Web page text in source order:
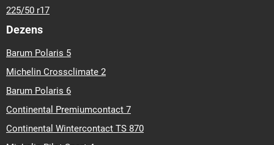
225/50 r17
Dezens
Barum Polaris 5
Michelin Crossclimate 2
Barum Polaris 6
Continental Premiumcontact 7
Continental Wintercontact TS 870